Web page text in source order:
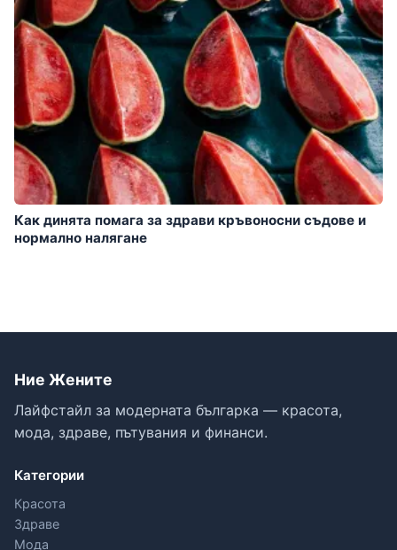
Как динята помага за здрави кръвоносни съдове и
нормално налягане
Ние Жените
Лайфстайл за модерната българка — красота,
мода, здраве, пътувания и финанси.
Категории
Красота
Здраве
Мода